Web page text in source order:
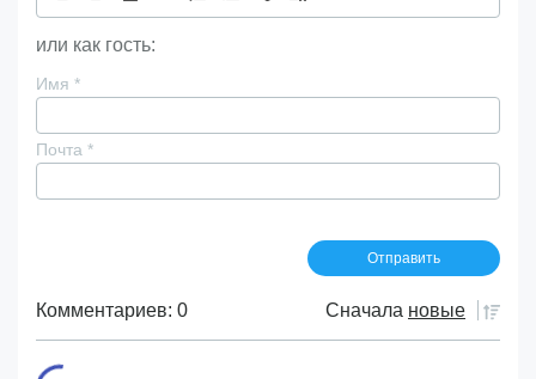
или как гость:
Имя *
Почта *
Комментариев: 0 Сначала новые